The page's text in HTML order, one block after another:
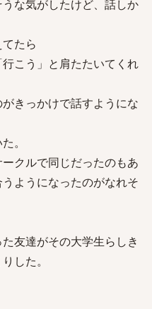
な気がしたけど、話しか
たら
こう」と肩たたいてくれ
きっかけで話すようにな
。
クルで同じだったのもあ
ようになったのがなれそ
友達がその大学生らしき
した。